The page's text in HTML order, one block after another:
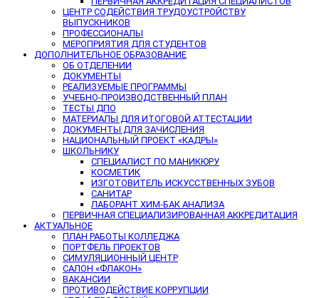
ЦЕНТР СОДЕЙСТВИЯ ТРУДОУСТРОЙСТВУ
ВЫПУСКНИКОВ
ПРОФЕССИОНАЛЫ
МЕРОПРИЯТИЯ ДЛЯ СТУДЕНТОВ
ДОПОЛНИТЕЛЬНОЕ ОБРАЗОВАНИЕ
ОБ ОТДЕЛЕНИИ
ДОКУМЕНТЫ
РЕАЛИЗУЕМЫЕ ПРОГРАММЫ
УЧЕБНО-ПРОИЗВОДСТВЕННЫЙ ПЛАН
ТЕСТЫ ДПО
МАТЕРИАЛЫ ДЛЯ ИТОГОВОЙ АТТЕСТАЦИИ
ДОКУМЕНТЫ ДЛЯ ЗАЧИСЛЕНИЯ
НАЦИОНАЛЬНЫЙ ПРОЕКТ «КАДРЫ»
ШКОЛЬНИКУ
СПЕЦИАЛИСТ ПО МАНИКЮРУ
КОСМЕТИК
ИЗГОТОВИТЕЛЬ ИСКУССТВЕННЫХ ЗУБОВ
САНИТАР
ЛАБОРАНТ ХИМ-БАК АНАЛИЗА
ПЕРВИЧНАЯ СПЕЦИАЛИЗИРОВАННАЯ АККРЕДИТАЦИЯ
АКТУАЛЬНОЕ
ПЛАН РАБОТЫ КОЛЛЕДЖА
ПОРТФЕЛЬ ПРОЕКТОВ
СИМУЛЯЦИОННЫЙ ЦЕНТР
САЛОН «ФЛАКОН»
ВАКАНСИИ
ПРОТИВОДЕЙСТВИЕ КОРРУПЦИИ